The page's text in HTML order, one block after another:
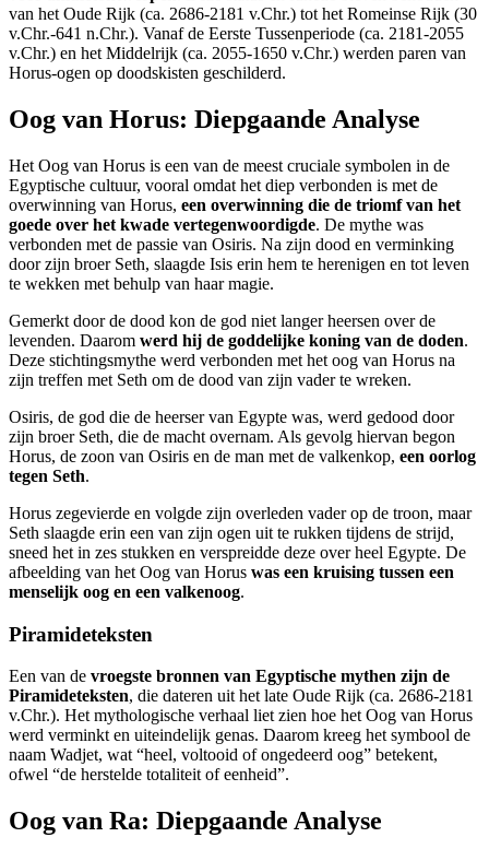
van het Oude Rijk (ca. 2686-2181 v.Chr.) tot het Romeinse Rijk (30
v.Chr.-641 n.Chr.). Vanaf de Eerste Tussenperiode (ca. 2181-2055
v.Chr.) en het Middelrijk (ca. 2055-1650 v.Chr.) werden paren van
Horus-ogen op doodskisten geschilderd.
Oog van Horus: Diepgaande Analyse
Het Oog van Horus is een van de meest cruciale symbolen in de
Egyptische cultuur, vooral omdat het diep verbonden is met de
overwinning van Horus, een overwinning die de triomf van het
goede over het kwade vertegenwoordigde. De mythe was
verbonden met de passie van Osiris. Na zijn dood en verminking
door zijn broer Seth, slaagde Isis erin hem te herenigen en tot leven
te wekken met behulp van haar magie.
Gemerkt door de dood kon de god niet langer heersen over de
levenden. Daarom werd hij de goddelijke koning van de doden.
Deze stichtingsmythe werd verbonden met het oog van Horus na
zijn treffen met Seth om de dood van zijn vader te wreken.
Osiris, de god die de heerser van Egypte was, werd gedood door
zijn broer Seth, die de macht overnam. Als gevolg hiervan begon
Horus, de zoon van Osiris en de man met de valkenkop, een oorlog
tegen Seth.
Horus zegevierde en volgde zijn overleden vader op de troon, maar
Seth slaagde erin een van zijn ogen uit te rukken tijdens de strijd,
sneed het in zes stukken en verspreidde deze over heel Egypte. De
afbeelding van het Oog van Horus was een kruising tussen een
menselijk oog en een valkenoog.
Piramideteksten
Een van de vroegste bronnen van Egyptische mythen zijn de
Piramideteksten, die dateren uit het late Oude Rijk (ca. 2686-2181
v.Chr.). Het mythologische verhaal liet zien hoe het Oog van Horus
werd verminkt en uiteindelijk genas. Daarom kreeg het symbool de
naam Wadjet, wat “heel, voltooid of ongedeerd oog” betekent,
ofwel “de herstelde totaliteit of eenheid”.
Oog van Ra: Diepgaande Analyse